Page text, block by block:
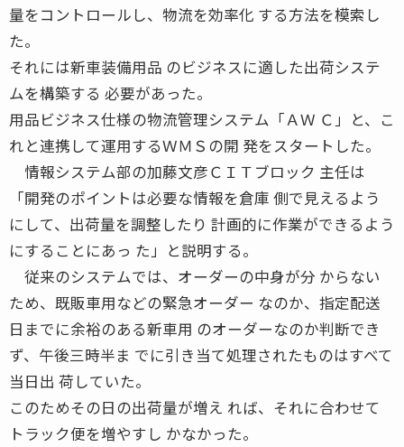
量をコントロールし、物流を効率化 する方法を模索し
た。
それには新車装備用品 のビジネスに適した出荷システ
ムを構築する 必要があった。
用品ビジネス仕様の物流管理システム「ＡＷ Ｃ」と、こ
れと連携して運用するＷＭＳの開 発をスタートした。
情報システム部の加藤文彦ＣＩＴブロック 主任は
「開発のポイントは必要な情報を倉庫 側で見えるよう
にして、出荷量を調整したり 計画的に作業ができるよう
にすることにあっ た」と説明する。
従来のシステムでは、オーダーの中身が分 からない
ため、既販車用などの緊急オーダー なのか、指定配送
日までに余裕のある新車用 のオーダーなのか判断でき
ず、午後三時半ま でに引き当て処理されたものはすべて
当日出 荷していた。
このためその日の出荷量が増え れば、それに合わせて
トラック便を増やすし かなかった。